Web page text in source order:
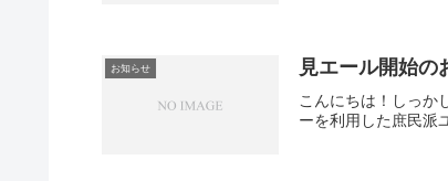
お知らせ 見エール開始の
こんにちは！しっか
ーを利用した庶民派